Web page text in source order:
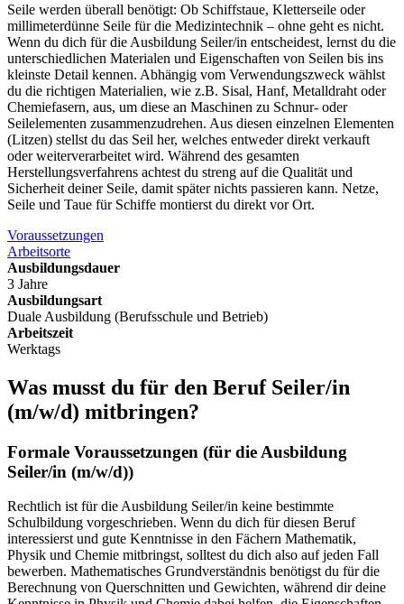
Seile werden überall benötigt: Ob Schiffstaue, Kletterseile oder
millimeterdünne Seile für die Medizintechnik – ohne geht es nicht.
Wenn du dich für die Ausbildung Seiler/in entscheidest, lernst du die
unterschiedlichen Materialen und Eigenschaften von Seilen bis ins
kleinste Detail kennen. Abhängig vom Verwendungszweck wählst
du die richtigen Materialien, wie z.B. Sisal, Hanf, Metalldraht oder
Chemiefasern, aus, um diese an Maschinen zu Schnur- oder
Seilelementen zusammenzudrehen. Aus diesen einzelnen Elementen
(Litzen) stellst du das Seil her, welches entweder direkt verkauft
oder weiterverarbeitet wird. Während des gesamten
Herstellungsverfahrens achtest du streng auf die Qualität und
Sicherheit deiner Seile, damit später nichts passieren kann. Netze,
Seile und Taue für Schiffe montierst du direkt vor Ort.
Voraussetzungen
Arbeitsorte
Ausbildungsdauer
3 Jahre
Ausbildungsart
Duale Ausbildung (Berufsschule und Betrieb)
Arbeitszeit
Werktags
Was musst du für den Beruf Seiler/in
(m/w/d) mitbringen?
Formale Voraussetzungen (für die Ausbildung
Seiler/in (m/w/d))
Rechtlich ist für die Ausbildung Seiler/in keine bestimmte
Schulbildung vorgeschrieben. Wenn du dich für diesen Beruf
interessierst und gute Kenntnisse in den Fächern Mathematik,
Physik und Chemie mitbringst, solltest du dich also auf jeden Fall
bewerben. Mathematisches Grundverständnis benötigst du für die
Berechnung von Querschnitten und Gewichten, während dir deine